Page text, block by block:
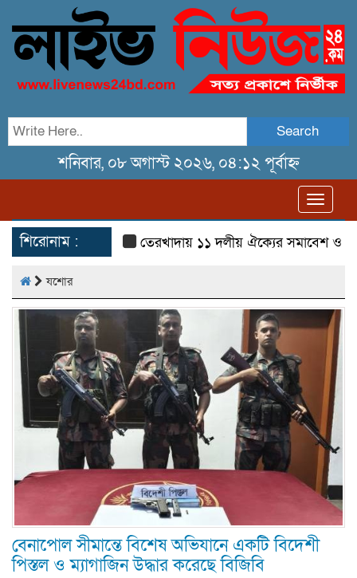
Search
শনিবার, ০৮ অগাস্ট ২০২৬, ০৪:১২ পূর্বাহ্ন
শিরোনাম : তেরখাদায় ১১ দলীয় ঐক্যের সমাবেশ ও গণ মিছিল
যশোর
বেনাপোল সীমান্তে বিশেষ অভিযানে একটি বিদেশী
পিস্তল ও ম্যাগাজিন উদ্ধার করেছে বিজিবি